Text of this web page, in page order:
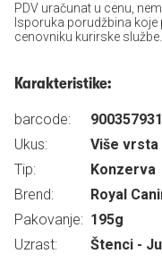
PDV uračunat u cenu,
Isporuka porudžbina
cenovniku kurirske službe.
Karakteristike:
barcode:
Ukus:
Više vrsta
Tip:
Konzerva
Brend:
Royal
Pakovanje: 195g
Uzrast:
Štenci -